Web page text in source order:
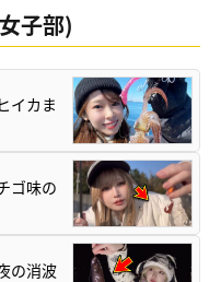
子部)
イカま
ゴ味の
の消波